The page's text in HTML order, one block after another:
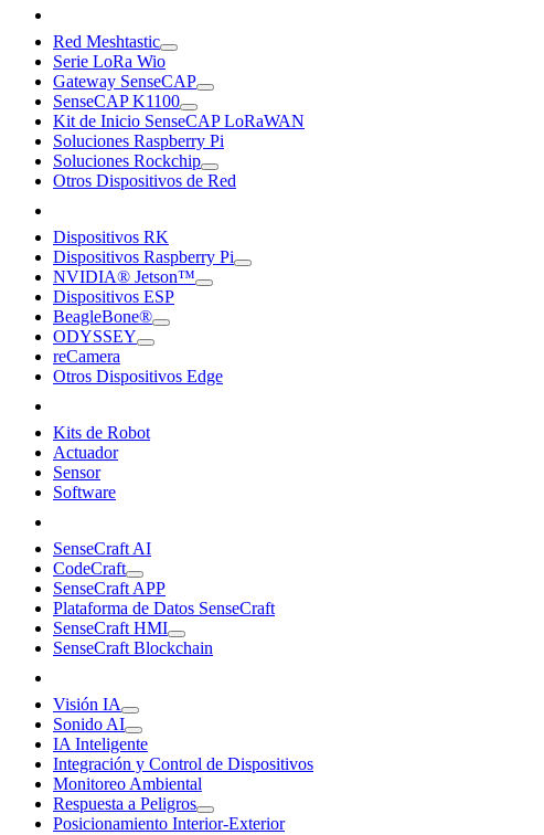
Red Meshtastic
Serie LoRa Wio
Gateway SenseCAP
SenseCAP K1100
Kit de Inicio SenseCAP LoRaWAN
Soluciones Raspberry Pi
Soluciones Rockchip
Otros Dispositivos de Red
Dispositivos RK
Dispositivos Raspberry Pi
NVIDIA® Jetson™
Dispositivos ESP
BeagleBone®
ODYSSEY
reCamera
Otros Dispositivos Edge
Kits de Robot
Actuador
Sensor
Software
SenseCraft AI
CodeCraft
SenseCraft APP
Plataforma de Datos SenseCraft
SenseCraft HMI
SenseCraft Blockchain
Visión IA
Sonido AI
IA Inteligente
Integración y Control de Dispositivos
Monitoreo Ambiental
Respuesta a Peligros
Posicionamiento Interior-Exterior